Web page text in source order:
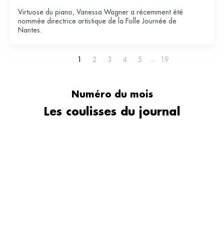
Virtuose du piano, Vanessa Wagner a récemment été
nommée directrice artistique de la Folle Journée de
Nantes.
1 2 3 4 5 19
Numéro du mois
Les coulisses du journal